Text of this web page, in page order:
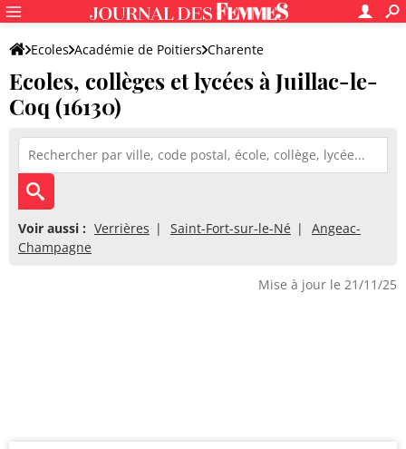
Ecoles Académie de Poitiers Charente
Ecoles, collèges et lycées à Juillac-le-
Coq (16130)
Voir aussi : Verrières Saint-Fort-sur-le-Né
Angeac-
Champagne
Mise à jour le 21/11/25